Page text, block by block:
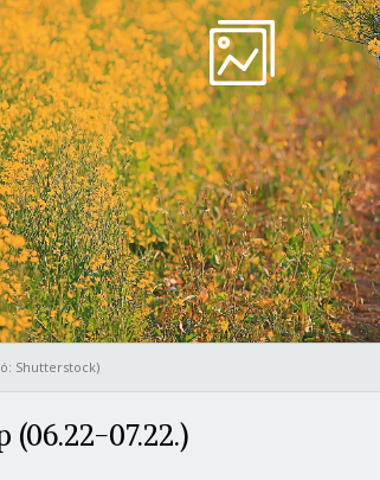
Shutterstock)
(06.22-07.22.)